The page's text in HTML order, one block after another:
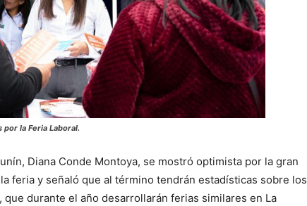
la Feria Laboral.
Diana Conde Montoya, se mostró optimista por la gran
feria y señaló que al término tendrán estadísticas sobre los
durante el año desarrollarán ferias similares en La